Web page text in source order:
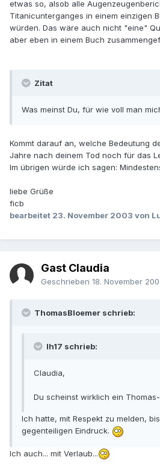
etwas so, alsob alle
Titanicunterganges in einem einzigen
würden. Das wäre auch nicht "eine"
aber eben in einem Buch
Zitat
Was meinst Du, für wie voll man
Kommt darauf an, welche Bedeutung
Jahre nach deinem Tod noch für das
Im übrigen würde ich sagen:
liebe Grüße
ficb
bearbeitet 23. November 2003 von
Gast Claudia
Geschrieben 18. November
ThomasBloemer schrieb:
lh17 schrieb:
Claudia,
Du scheinst wirklich ein
Ich hatte, mit Respekt zu melden,
gegenteiligen Eindruck.
Ich auch... mit Verlaub...